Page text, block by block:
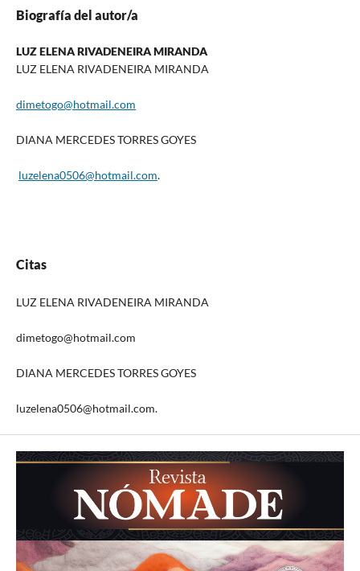
Biografía del autor/a
LUZ ELENA RIVADENEIRA MIRANDA
LUZ ELENA RIVADENEIRA MIRANDA
dimetogo@hotmail.com
DIANA MERCEDES TORRES GOYES
luzelena0506@hotmail.com.
Citas
LUZ ELENA RIVADENEIRA MIRANDA
dimetogo@hotmail.com
DIANA MERCEDES TORRES GOYES
luzelena0506@hotmail.com.